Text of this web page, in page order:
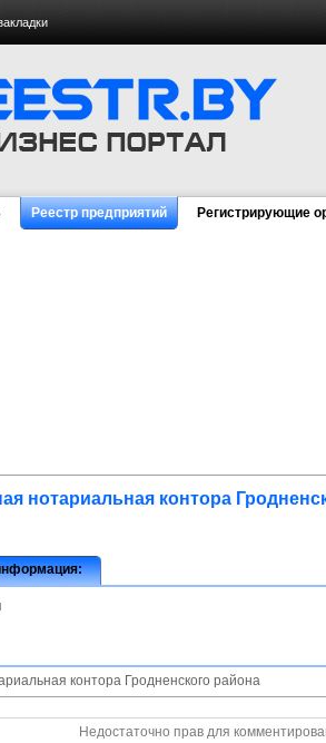
Реестр предприятий Регистрирующие
нотариальная контора
контора Гродненского района
Недостаточно прав для